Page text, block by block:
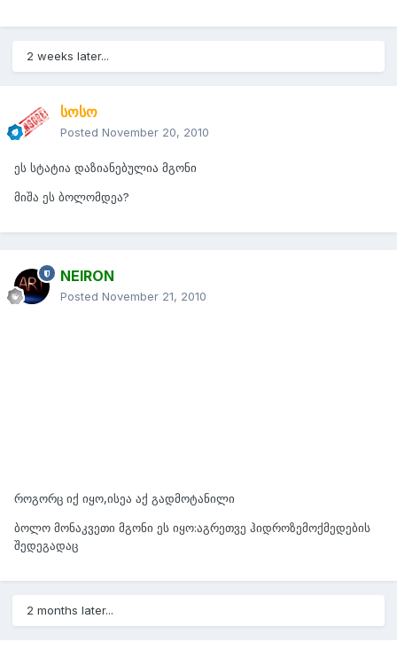
2 weeks later...
სოსო
Posted November 20, 2010
ეს სტატია დაზიანებულია მგონი
მიშა ეს ბოლომდეა?
NEIRON
Posted November 21, 2010
როგორც იქ იყო,ისეა აქ გადმოტანილი
ბოლო მონაკვეთი მგონი ეს იყო:აგრეთვე ჰიდროზემოქმედების
შედეგადაც
2 months later...